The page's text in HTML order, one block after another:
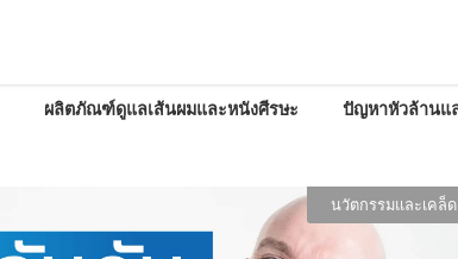
ผลิตภัณฑ์ดูแลเส้นผมและหนังศีรษะ ปัญหาหัวล้านแ
นวัตกรรมและเคล็